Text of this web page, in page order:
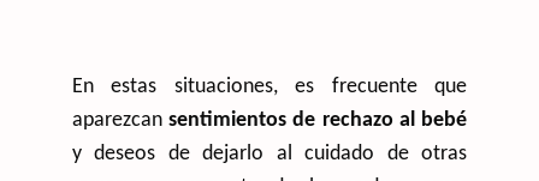
En estas situaciones, es frecuente que
aparezcansentimientos de rechazo al bebé
y deseos de dejarlo al cuidado de otras